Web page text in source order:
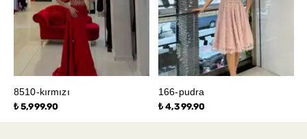
8510-kırmızı
₺ 5,999.90
166-pudra
₺ 4,399.90